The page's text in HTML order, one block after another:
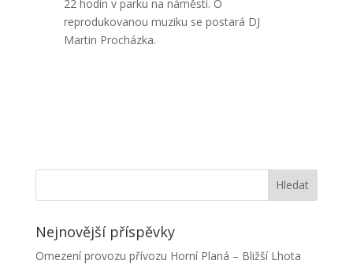
22 hodin v parku na náměstí. O
reprodukovanou muziku se postará DJ
Martin Procházka.
Nejnovější příspěvky
Omezení provozu přívozu Horní Planá – Bližší Lhota